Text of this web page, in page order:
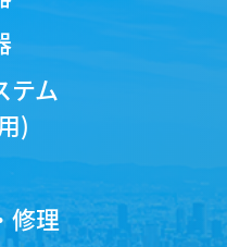
電機、三菱重工、東芝、